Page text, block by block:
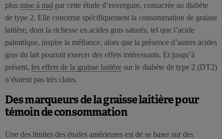
plus mise à mal par cette étude d’envergure, consacrée au diabète
de type 2. Elle concerne spécifiquement la consommation de graisse
laitière, dont la richesse en acides gras saturés, tel que l’acide
palmitique, inspire la méfiance, alors que la présence d’autres acides
gras du lait pourrait exercer des effets intéressants. Et jusqu’à
présent, les effets de la graisse laitière sur le diabète de type 2 (DT2)
n’étaient pas très clairs.
Des marqueurs de la graisse laitière pour
témoin de consommation
Une des limites des études antérieures est de se baser sur des